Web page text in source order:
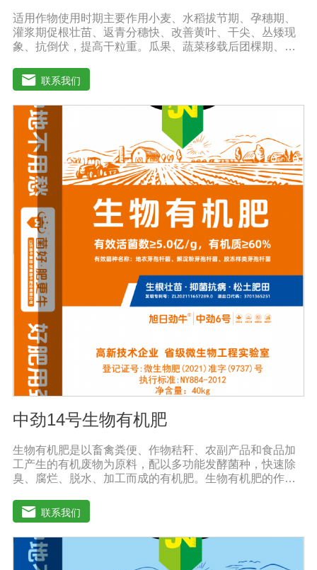
适用作物使用时期主要作用小麦、水稻拔节期、孕穗期、
灌浆期促根壮苗、返青分穗快、改善黄叶、干尖、丛矮现
象、抗倒伏，提高干粒重。瓜果、蔬菜移载后团棵期、开
化，改善品质，增产增收，提高商品率。花生、大豆、芝
麻苗期、盛花期、膨果期黄叶变绿、花多荚多，抗重茬，
防水渍。果树类(苹果、葡萄、香蕉、柑橘、梨等)花前20
天、生长期、膨大期促进花芽分化，保花保果、着色好，
果型美观，增加果实甜度，膨大早熟，提高商品性。玉米
4-5叶期、抽穗扬花期灌浆期植株粗壮，抗旱抗倒，提高籽
粒重，减少秃顶穗，预防粗缩病，解除除草剂药害。烟草
苗期、移栽期、展叶期促苗壮苗、叶片增大增厚，提高品
质，提早成熟，增产显著。棉花移栽后定苗期、现蕾期、
结铃期防落花落蕾落铃、提高单株结铃率。减少烂根、黑
根、烂铃、僵褪等不良现象，防早衰。使用方法与使用
量:1、喷施:本品稀释800-1000倍液，叶片正反面均匀喷
雾，全生育期可喷施3-4次，每次间隔期10-15天;2、灌根:
本品稀释2000-3000倍液适量灌根;3、冲施或滴灌:每亩每
次用本品2-3公斤兑水溶解后随水冲施或滴灌。注意事
项:1、本品可与中酸性农药混用，并增加药效。2、宜在上
午9点之前或下午4点以后喷施，喷后4小时内遇雨水应补
喷。3、储存于阴凉干燥通风处。
联系我们
中劲14号生物有机肥
生物有机肥是以畜禽粪便、作物秸秆、农副产品和食品加
工产生的有机废物为原料，配以多功能发酵菌种，快速除
臭、腐烂、脱水、加工而成的有机肥。生物有机肥的作
放缓慢，氮以铵离子或氨基酸的形式供应植物，进入植物
细胞不需要消耗大量能量，直接参与植物细胞物质的合
成，因此，使用生物有机肥后，植物生长快，积累成分和
干物质，农产品质量好。(2)提高土壤肥力，改善土壤理化
性质。生物有机肥的使用不仅可以补充消耗的有机肥，还
联系我们